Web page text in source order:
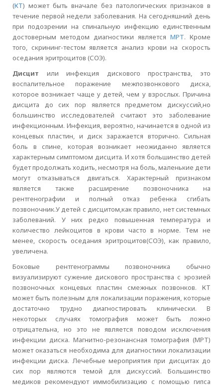
(КТ) может быть вначале без патологических признаков в
течение первой недели заболевания. На сегодняшний день
при подозрении на спинальную инфекцию единственным
достоверным методом диагностики является МРТ. Кроме
того, скрининг-тестом является анализ крови на скорость
оседания эритроцитов (СОЭ).
Дисцит или инфекция дискового пространства, это
воспалительное поражение межпозвонкового диска,
которое возникает чаще у детей, чем у взрослых. Причина
дисцита до сих пор является предметом дискуссий,но
большинство исследователей считают это заболевание
инфекционным. Инфекция, вероятно, начинается в одной из
концевых пластин, и диск заражается вторично. Сильная
боль в спине, которая возникает неожиданно является
характерным симптомом дисцита. И хотя большинство детей
будет продолжать ходить, несмотря на боль, маленькие дети
могут отказываться двигаться. Характерный признаком
является также расширение позвоночника на
рентгенографии и полный отказ ребенка сгибать
позвоночник.У детей с дисцитом,как правило, нет системных
заболеваний. У них редко повышенная температура и
количество лейкоцитов в крови часто в норме. Тем не
менее, скорость оседания эритроцитов(СОЭ), как правило,
увеличена.
Боковые рентгенограммы позвоночника обычно
визуализируют сужение дискового пространства с эрозией
позвоночных концевых пластин смежных позвонков. КТ
может быть полезным для локализации поражения, которые
достаточно трудно диагностировать клинически. В
некоторых случаях томография может быть ложно
отрицательна, но это не является поводом исключения
инфекции диска. Магнитно-резонансная томография (МРТ)
может оказаться необходима для диагностики локализации
инфекции диска. Лечебные мероприятия при дисцитах до
сих пор являются темой для дискуссий. Большинство
медиков рекомендуют иммобилизацию с помощью гипса